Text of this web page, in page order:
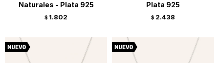
Naturales - Plata 925
$ 1.802
Plata 925
$ 2.438